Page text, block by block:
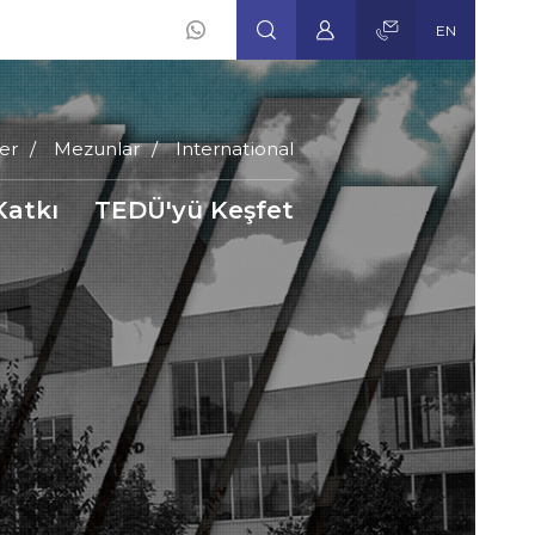
EN
Mezunlar International
TEDÜ'yü Keşfet